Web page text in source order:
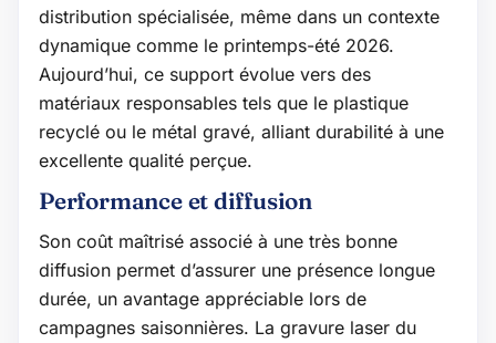
distribution spécialisée, même dans un contexte
dynamique comme le printemps-été 2026.
Aujourd’hui, ce support évolue vers des
matériaux responsables tels que le plastique
recyclé ou le métal gravé, alliant durabilité à une
excellente qualité perçue.
Performance et diffusion
Son coût maîtrisé associé à une très bonne
diffusion permet d’assurer une présence longue
durée, un avantage appréciable lors de
campagnes saisonnières. La gravure laser du